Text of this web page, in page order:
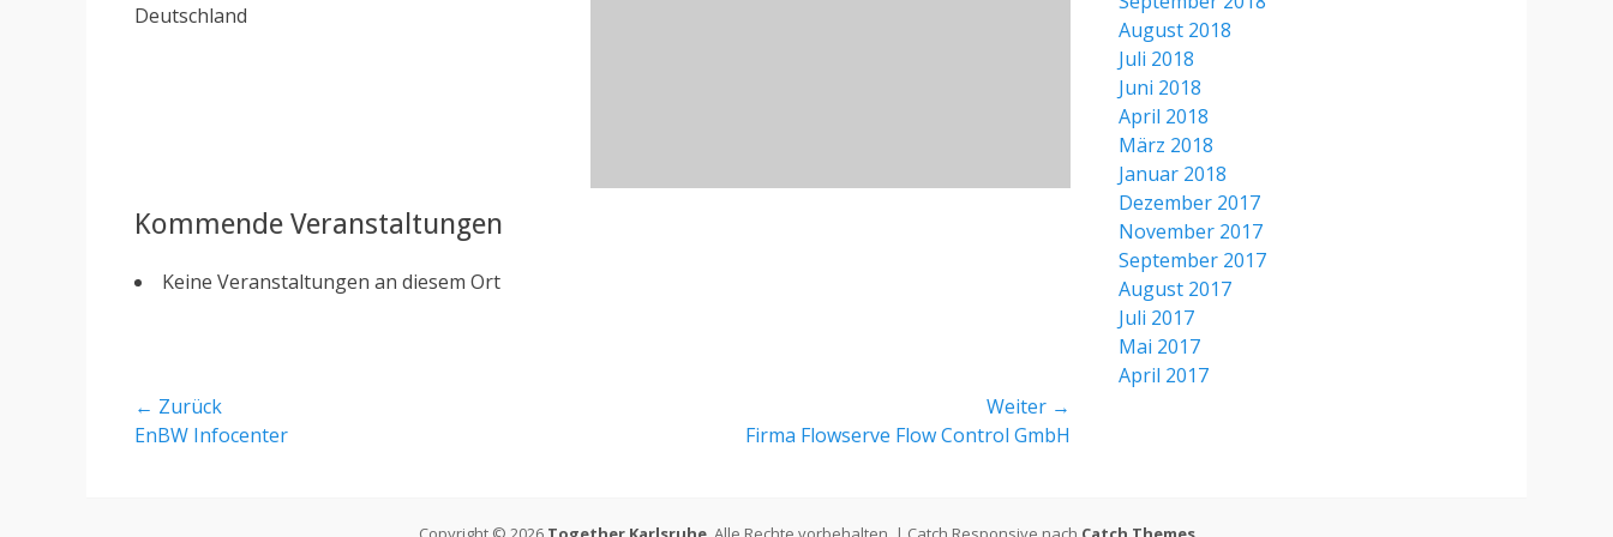
Deutschland
Kommende Veranstaltungen
Keine Veranstaltungen an diesem Ort
Beitragsnavigation
← Zurück
Vorheriger
EnBW Infocenter
Weiter →
Firma Flowserve Flow Control GmbH
August 2018
Juli 2018
Juni 2018
April 2018
März 2018
Januar 2018
Dezember 2017
November 2017
September 2017
August 2017
Juli 2017
Mai 2017
April 2017